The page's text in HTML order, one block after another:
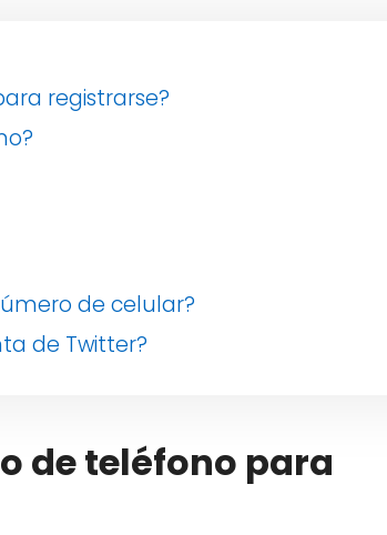
registrarse?
de celular?
de Twitter?
de teléfono para